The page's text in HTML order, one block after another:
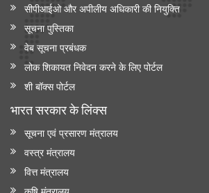
सीपीआईओ और अपी‍लीय अधिकारी की नियुक्ति
सूचना पुस्तिका
वेब सूचना प्रबंधक
लोक शिकायत निवेदन करने के लिए पोर्टल
शी बॉक्स पोर्टल
भारत सरकार के लिंक्‍स
सूचना एवं प्रसारण मंत्रालय
वस्त्र मंत्रालय
वित्त मंत्रालय